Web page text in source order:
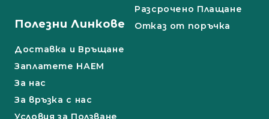
Разсрочено Плащане
Полезни Линкове
Доставка и Връщане
Заплатете НАЕМ
За нас
За връзка с нас
Условия за Ползване
Отказ от поръчка